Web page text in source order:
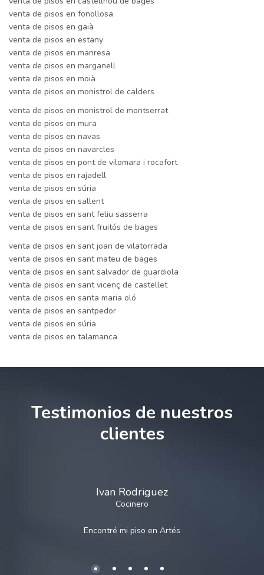
venta de pisos en fonollosa
venta de pisos en gaià
venta de pisos en estany
venta de pisos en manresa
venta de pisos en marganell
venta de pisos en moià
venta de pisos en monistrol de calders
venta de pisos en monistrol de montserrat
venta de pisos en mura
venta de pisos en navas
venta de pisos en navarcles
venta de pisos en pont de vilomara i rocafort
venta de pisos en rajadell
venta de pisos en súria
venta de pisos en sallent
venta de pisos en sant feliu sasserra
venta de pisos en sant fruitós de bages
venta de pisos en sant joan de vilatorrada
venta de pisos en sant mateu de bages
venta de pisos en sant salvador de guardiola
venta de pisos en sant vicenç de castellet
venta de pisos en santa maria oló
venta de pisos en santpedor
venta de pisos en súria
venta de pisos en talamanca
Testimonios de nuestros
clientes
Ivan Rodriguez
Cocinero
Encontré mi piso en Artés